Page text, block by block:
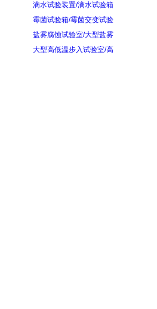
滴水试验装置/滴水试验箱
霉菌试验箱/霉菌交变试验
盐雾腐蚀试验室/大型盐雾
大型高低温步入试验室/高